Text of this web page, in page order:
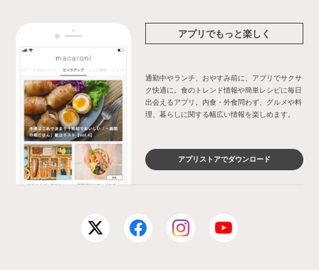
アプリでもっと楽しく
通勤中やランチ、おやすみ前に、アプリでサクサ
ク快適に。食のトレンド情報や簡単レシピに毎日
出会えるアプリ。内食・外食問わず、グルメや料
理、暮らしに関する幅広い情報を楽しめます。
アプリストアでダウンロード